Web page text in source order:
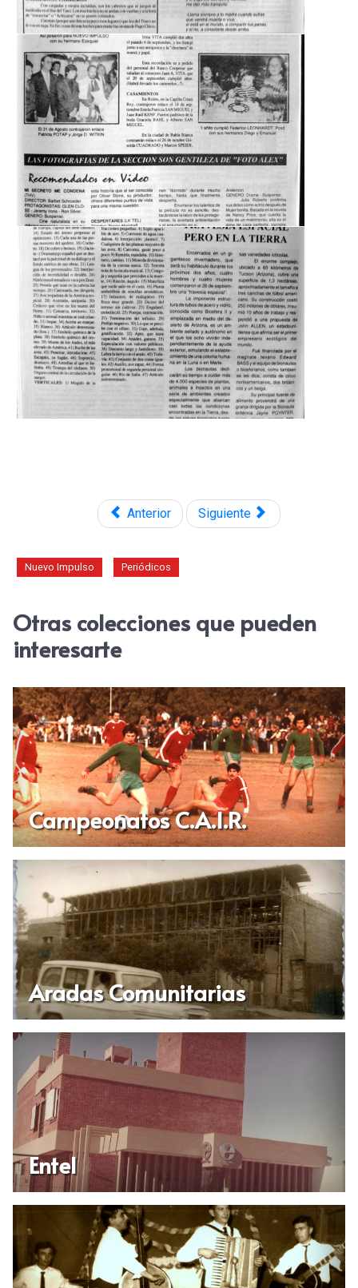
Anterior Siguiente
Nuevo Impulso Periódicos
Otras colecciones que pueden
interesarte
Campeonatos C.A.I.R.
Aradas Comunitarias
Entel